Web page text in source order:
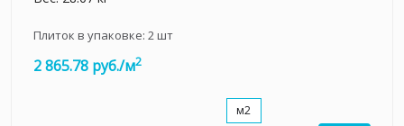
Плиток в упаковке: 2шт
2 865.78 руб./м2
м2